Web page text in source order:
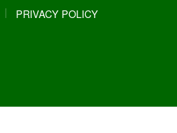
PRIVACY POLICY